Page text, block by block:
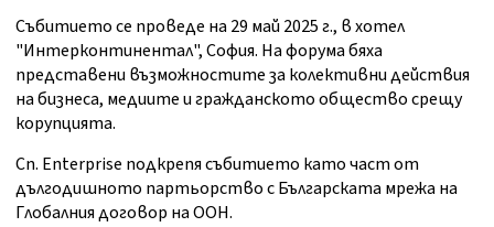
Събитието се проведе на 29 май 2025 г., в хотел
"Интерконтинентал", София. На форума бяха
представени възможностите за колективни действия
на бизнеса, медиите и гражданското общество срещу
корупцията.
Сп. Enterprise подкрепя събитието като част от
дългодишното партьорство с Българската мрежа на
Глобалния договор на ООН.